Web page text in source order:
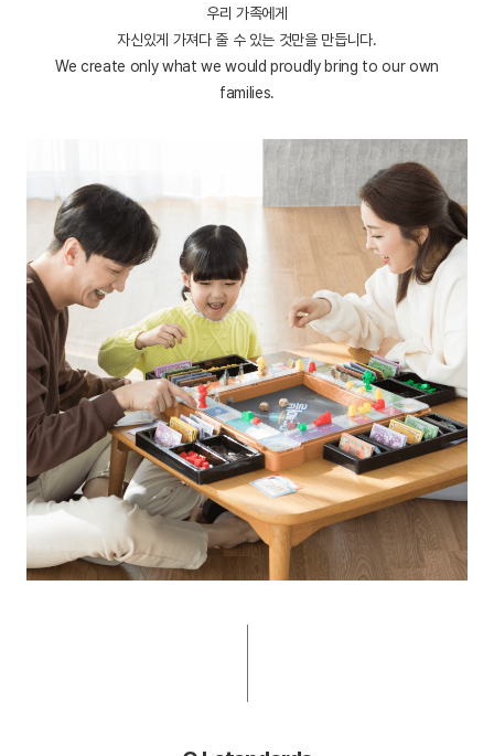
우리 가족에게
자신있게 가져다 줄 수 있는 것만을 만듭니다.
We create only what we would proudly bring to our own
families.